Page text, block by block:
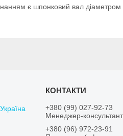
є шпонковий вал діаметром
+380 (99) 027-92-73
Менеджер-консультант
+380 (96) 972-23-91